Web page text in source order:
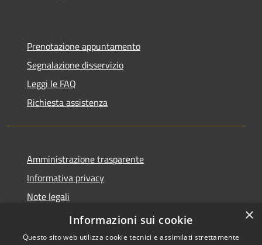
Prenotazione appuntamento
Segnalazione disservizio
Leggi le FAQ
Richiesta assistenza
Amministrazione trasparente
Informativa privacy
Note legali
Dichiarazione di accessibilità
×
Informazioni sui cookie
Questo sito web utilizza cookie tecnici e assimilati strettamente